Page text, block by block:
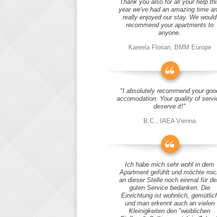
Thank you also for all your help
year we've had an amazing time
really enjoyed our stay. We would
recommend your apartments to
anyone.
Kareela Florian, BMM Europe
"I absolutely recommend your
accomodation. Your quality of
deserve it!"
B.C., IAEA Vienna
Ich habe mich sehr wohl in dem
Apartment gefühlt und möchte
an dieser Stelle noch einmal für
guten Service bedanken. Die
Einrichtung ist wohnlich,
und man erkennt auch an vielen
Kleinigkeiten den "weiblichen